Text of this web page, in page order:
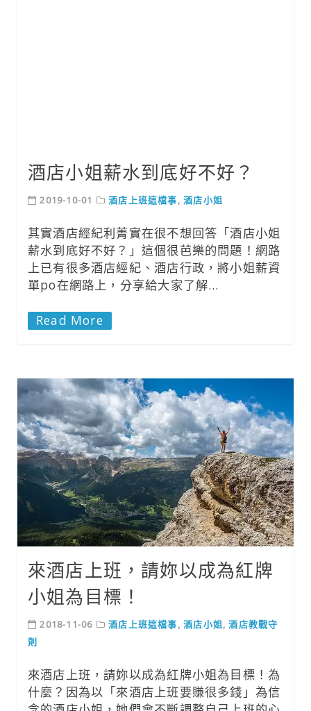
酒店小姐薪水到底好不好？
2019-10-01 酒店上班這檔事,酒店小姐
其實酒店經紀利菁實在很不想回答「酒店小姐
薪水到底好不好？」這個很芭樂的問題！網路
上已有很多酒店經紀、酒店行政，將小姐薪資
單po在網路上，分享給大家了解…
Read More
來酒店上班，請妳以成為紅牌
小姐為目標！
2018-11-06 酒店上班這檔事,酒店小姐,酒店教戰守
則
來酒店上班，請妳以成為紅牌小姐為目標！為
什麼？因為以「來酒店上班要賺很多錢」為信